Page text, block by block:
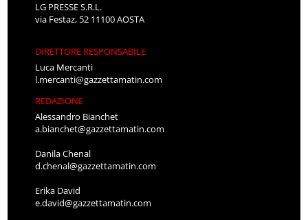
LG PRESSE S.R.L.
via Festaz, 52 11100 AOSTA
DIRETTORE RESPONSABILE
Luca Mercanti
l.mercanti@gazzettamatin.com
REDAZIONE
Alessandro Bianchet
a.bianchet@gazzettamatin.com
Danila Chenal
d.chenal@gazzettamatin.com
Erika David
e.david@gazzettamatin.com